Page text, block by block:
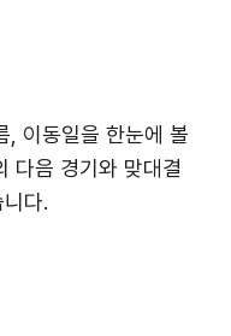
, 이동일을 한눈에 볼
다음 경기와 맞대결
다.